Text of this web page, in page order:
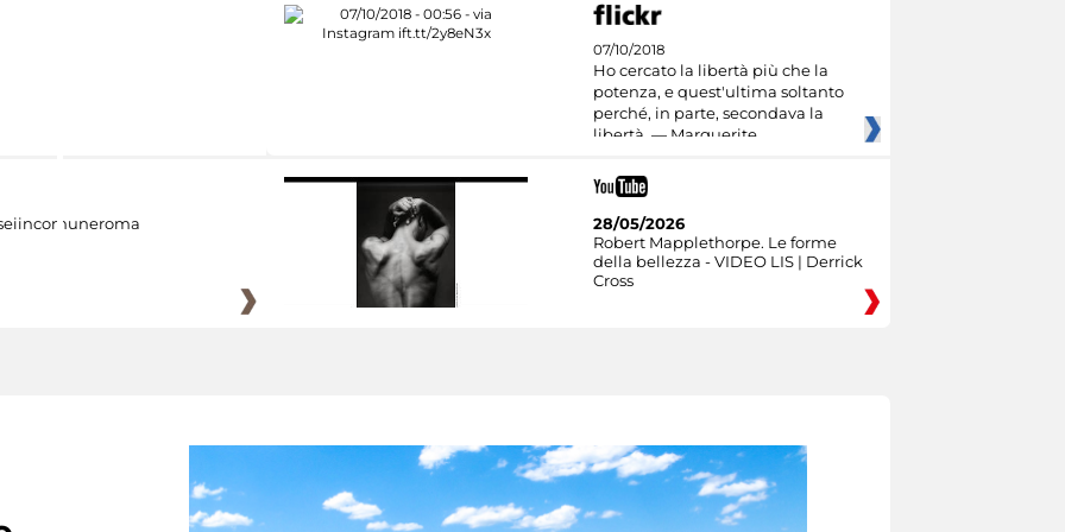
07/10/2018
Ho cercato la libertà più che la
potenza, e quest'ultima soltanto
perché, in parte, secondava la
libertà. — Marguerite
28/05/2026
Robert Mapplethorpe. Le forme
della bellezza - VIDEO LIS | Derrick
Cross